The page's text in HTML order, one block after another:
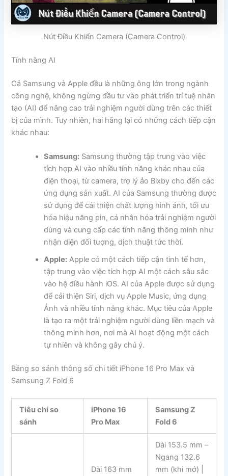
Nút Điều Khiển Camera (Camera Control)
Tính năng AI
Cả Samsung và Apple đều là những ông lớn trong ngành
công nghệ, không ngừng đầu tư vào phát triển trí tuệ nhân
tạo (AI) để nâng cao trải nghiệm người dùng trên các thiết
bị của mình. Tuy nhiên, hai hãng lại có những cách tiếp cận
khác nhau:
Samsung: Samsung thường tập trung vào việc
tích hợp AI vào nhiều tính năng khác nhau của
điện thoại, từ camera, trợ lý ảo Bixby cho đến các
ứng dụng sản xuất. AI của Samsung thường được
sử dụng để cải thiện chất lượng hình ảnh, tối ưu
hóa hiệu năng pin, cá nhân hóa trải nghiệm người
dùng và cung cấp các tính năng thông minh như
nhận diện đối tượng, dịch thuật tức thời.
Apple: Apple có một cách tiếp cận tinh tế hơn,
tập trung vào việc tích hợp AI một cách sâu sắc
vào hệ điều hành iOS. AI của Apple được sử dụng
để cải thiện Siri, dịch vụ Apple Music, ứng dụng
Ảnh và nhiều tính năng khác. Mục tiêu của Apple
là tạo ra một trải nghiệm người dùng liền mạch và
thông minh hơn, nơi mà AI hoạt động một cách
tự nhiên và không gây chú ý.
Bảng so sánh thông số chi tiết iPhone 16 Pro Max và
Samsung Z Fold 6
Tiêu chí so
sánh
iPhone 16
Pro Max
Samsung Z
Fold 6
Dài 163 mm
Dài 153.5 mm –
Ngang 132.6
mm (khi mở) |